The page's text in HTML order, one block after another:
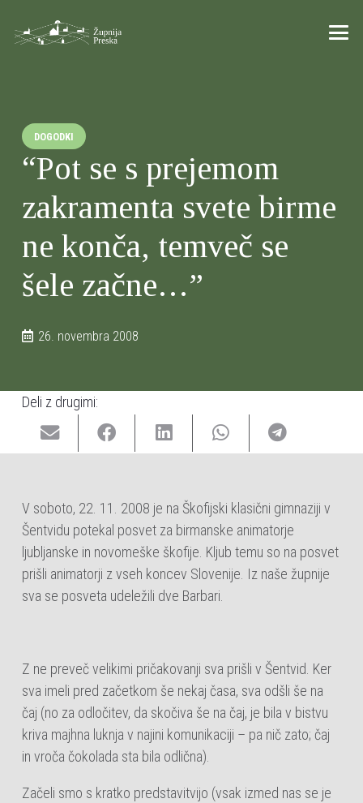
DOGODKI
“Pot se s prejemom
zakramenta svete birme
ne konča, temveč se
šele začne…”
26. novembra 2008
Deli z drugimi:
V soboto, 22. 11. 2008 je na Škofijski klasični gimnaziji v
Šentvidu potekal posvet za birmanske animatorje
ljubljanske in novomeške škofije. Kljub temu so na posvet
prišli animatorji z vseh koncev Slovenije. Iz naše župnije
sva se posveta udeležili dve Barbari.
Z ne preveč velikimi pričakovanji sva prišli v Šentvid. Ker
sva imeli pred začetkom še nekaj časa, sva odšli še na
čaj (no za odločitev, da skočiva še na čaj, je bila v bistvu
kriva majhna luknja v najini komunikaciji – pa nič zato; čaj
in vroča čokolada sta bila odlična).
Začeli smo s kratko predstavitvijo (vsak izmed nas se je